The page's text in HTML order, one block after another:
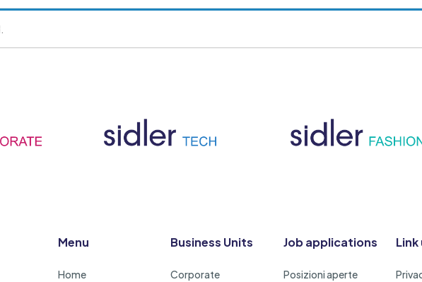
Menu
Home
Business Units
Corporate
Job applications
Posizioni aperte